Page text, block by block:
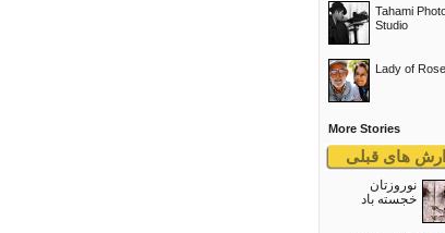
Tahami
Studio
Lady of
More Stories
های قبلی
نوروزتان
خجسته باد